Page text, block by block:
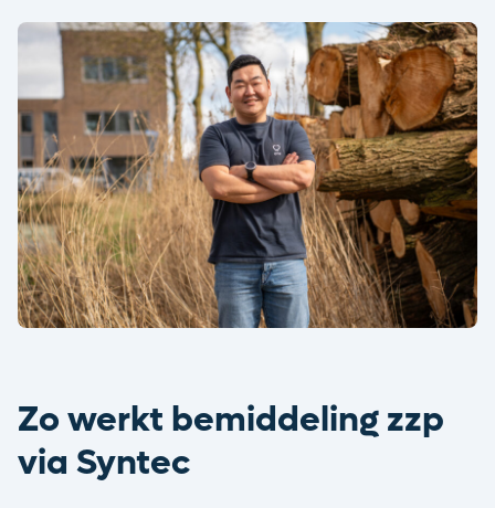
Zo werkt bemiddeling zzp
via Syntec